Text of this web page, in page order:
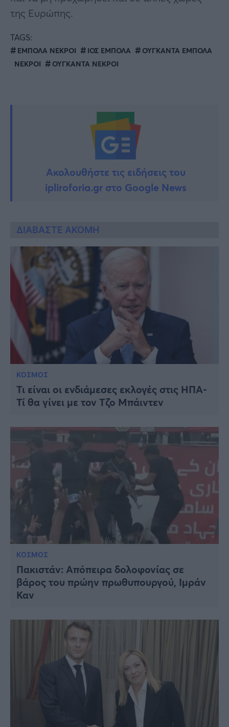
της Ευρώπης.
TAGS:
ΕΜΠΟΛΑ ΝΕΚΡΟΙ ΙΟΣ ΕΜΠΟΛΑ
ΟΥΓΚΑΝΤΑ ΕΜΠΟΛΑ
ΝΕΚΡΟΙ
ΟΥΓΚΑΝΤΑ ΝΕΚΡΟΙ
Ακολουθήστε τις ειδήσεις του
ipliroforia.gr στο Google News
ΔΙΑΒΑΣΤΕ ΑΚΟΜΗ
ΚΟΣΜΟΣ
Τι είναι οι ενδιάμεσες εκλογές στις ΗΠΑ-
Τί θα γίνει με τον Τζο Μπάιντεν
ΚΟΣΜΟΣ
Πακιστάν: Απόπειρα δολοφονίας σε
βάρος του πρώην πρωθυπουργού, Ιμράν
Καν